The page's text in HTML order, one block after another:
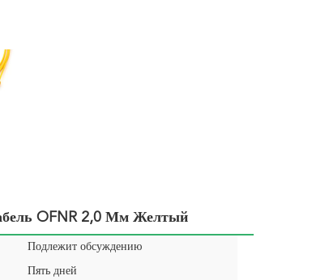
OFNR 2,0 Мм Желтый
Подлежит обсуждению
Пять дней